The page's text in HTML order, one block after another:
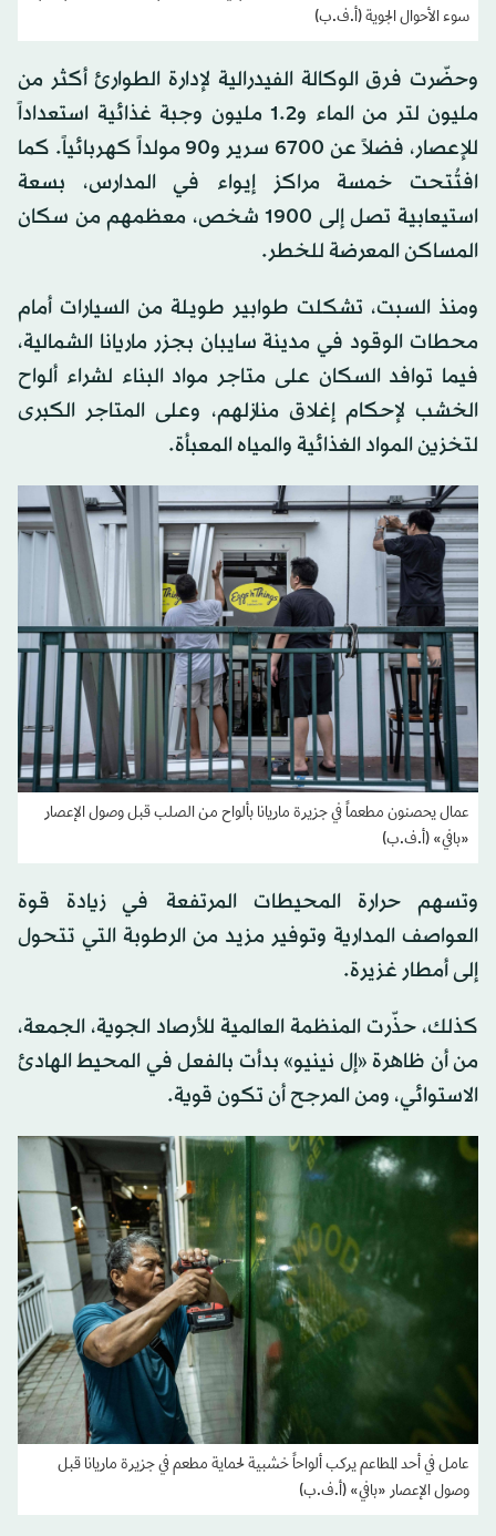
سوء الأحوال الجوية (أ.ف.ب)
وحضّرت فرق الوكالة الفيدرالية لإدارة الطوارئ أكثر من
مليون لتر من الماء و1.2 مليون وجبة غذائية استعداداً
للإعصار، فضلاً عن 6700 سرير و90 مولداً كهربائياً. كما
افتُتحت خمسة مراكز إيواء في المدارس، بسعة
استيعابية تصل إلى 1900 شخص، معظمهم من سكان
المساكن المعرضة للخطر.
ومنذ السبت، تشكلت طوابير طويلة من السيارات أمام
محطات الوقود في مدينة سايبان بجزر ماريانا الشمالية،
فيما توافد السكان على متاجر مواد البناء لشراء ألواح
الخشب لإحكام إغلاق منازلهم، وعلى المتاجر الكبرى
لتخزين المواد الغذائية والمياه المعبأة.
عمال يحصنون مطعماً في جزيرة ماريانا بألواح من الصلب قبل وصول الإعصار
«بافي» (أ.ف.ب)
وتسهم حرارة المحيطات المرتفعة في زيادة قوة
العواصف المدارية وتوفير مزيد من الرطوبة التي تتحول
إلى أمطار غزيرة.
كذلك، حذّرت المنظمة العالمية للأرصاد الجوية، الجمعة،
من أن ظاهرة «إل نينيو» بدأت بالفعل في المحيط الهادئ
الاستوائي، ومن المرجح أن تكون قوية.
عامل في أحد المطاعم يركب ألواحاً خشبية لحماية مطعم في جزيرة ماريانا قبل
وصول الإعصار «بافي» (أ.ف.ب)